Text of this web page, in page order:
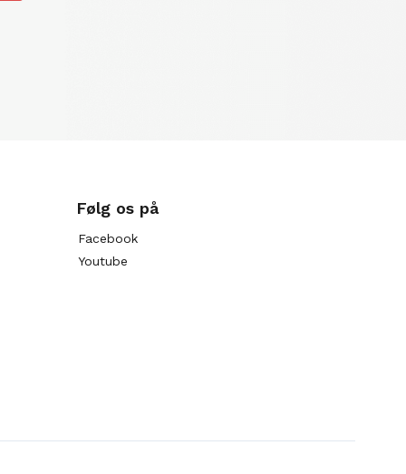
Følg os på
Facebook
Youtube